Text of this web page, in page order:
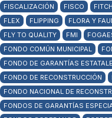
FISCALIZACIÓN
FISCO
FLEX
FLIPPING FLORA Y
FLY TO QUALITY
FMI
FONDO COMÚN MUNICIPAL
FONDO DE GARANTÍAS
FONDO DE RECONSTRUCCIÓN
FONDO NACIONAL DE
FONDOS DE GARANTÍAS